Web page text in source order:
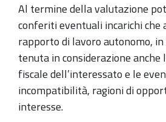
Al termine della valutazione
conferiti eventuali incarichi che
rapporto di lavoro autonomo,
tenuta in considerazione anche
fiscale dell’interessato e le
incompatibilità, ragioni di
interesse.